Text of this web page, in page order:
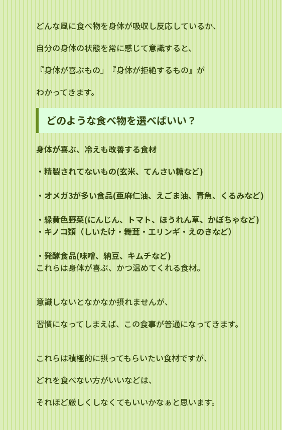
どんな風に食べ物を身体が吸収し反応しているか、
自分の身体の状態を常に感じて意識すると、
『身体が喜ぶもの』『身体が拒絶するもの』が
わかってきます。
どのような食べ物を選べばいい？
身体が喜ぶ、冷えも改善する食材
・精製されてないもの(玄米、てんさい糖など)
・オメガ3が多い食品(亜麻仁油、えごま油、青魚、くるみなど)
・緑黄色野菜(にんじん、トマト、ほうれん草、かぼちゃなど)
・キノコ類（しいたけ・舞茸・エリンギ・えのきなど）
・発酵食品(味噌、納豆、キムチなど)
これらは身体が喜ぶ、かつ温めてくれる食材。
意識しないとなかなか摂れませんが、
習慣になってしまえば、この食事が普通になってきます。
これらは積極的に摂ってもらいたい食材ですが、
どれを食べない方がいいなどは、
それほど厳しくしなくてもいいかなぁと思います。